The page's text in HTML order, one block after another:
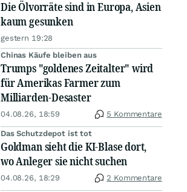
Die Ölvorräte sind in Europa, Asien
kaum gesunken
gestern 19:28
Chinas Käufe bleiben aus
Trumps "goldenes Zeitalter" wird
für Amerikas Farmer zum
Milliarden-Desaster
04.08.26, 18:59 5 Kommentare
Das Schutzdepot ist tot
Goldman sieht die KI-Blase dort,
wo Anleger sie nicht suchen
04.08.26, 18:29 2 Kommentare